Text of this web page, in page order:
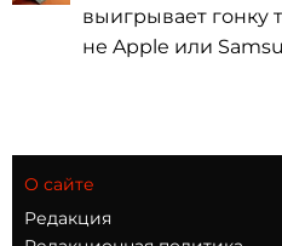
выигрывает гонку
не Apple или
О сайте
Редакция